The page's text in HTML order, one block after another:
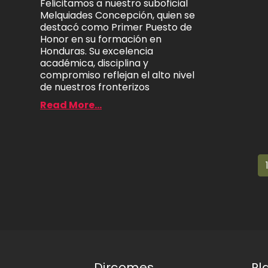
Felicitamos a nuestro suboficial
Melquiades Concepción, quien se
destacó como Primer Puesto de
Honor en su formación en
Honduras. Su excelencia
académica, disciplina y
compromiso reflejan el alto nivel
de nuestros fronterizos
Read More...
1